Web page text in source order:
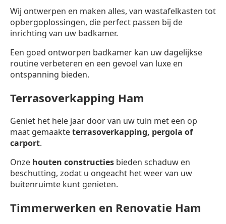
Wij ontwerpen en maken alles, van wastafelkasten tot
opbergoplossingen, die perfect passen bij de
inrichting van uw badkamer.
Een goed ontworpen badkamer kan uw dagelijkse
routine verbeteren en een gevoel van luxe en
ontspanning bieden.
Terrasoverkapping Ham
Geniet het hele jaar door van uw tuin met een op
maat gemaakteterrasoverkapping, pergola of
carport.
Onze houten constructies bieden schaduw en
beschutting, zodat u ongeacht het weer van uw
buitenruimte kunt genieten.
Timmerwerken en Renovatie Ham